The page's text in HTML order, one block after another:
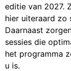
editie van 2027.
hier uiteraard zo
Daarnaast
sessies die
het programma
u is.